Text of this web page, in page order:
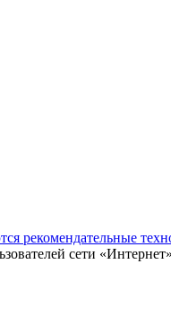
рекомендательные
сети